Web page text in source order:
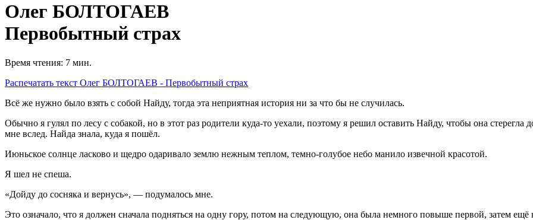
Олег БОЛТОГАЕВ
Первобытный страх
Время чтения: 7 мин.
Распечатать текст Олег БОЛТОГАЕВ - Первобытный страх
Всё же нужно было взять с собой Найду, тогда эта неприятная история ни за что бы не случилась.
Обычно я гулял по лесу с собакой, но в этот раз родители куда-то уехали, поэтому я решил оставить Найду, чтобы она
мне вслед. Найда знала, куда я пошёл.
Июньское солнце ласково и щедро одаривало землю нежным теплом, темно-голубое небо манило извечной красотой.
Я шел не спеша.
«Дойду до сосняка и вернусь», — подумалось мне.
Это означало, что я должен сначала подняться на одну гору, потом на следующую, она была немного повыше первой, затем